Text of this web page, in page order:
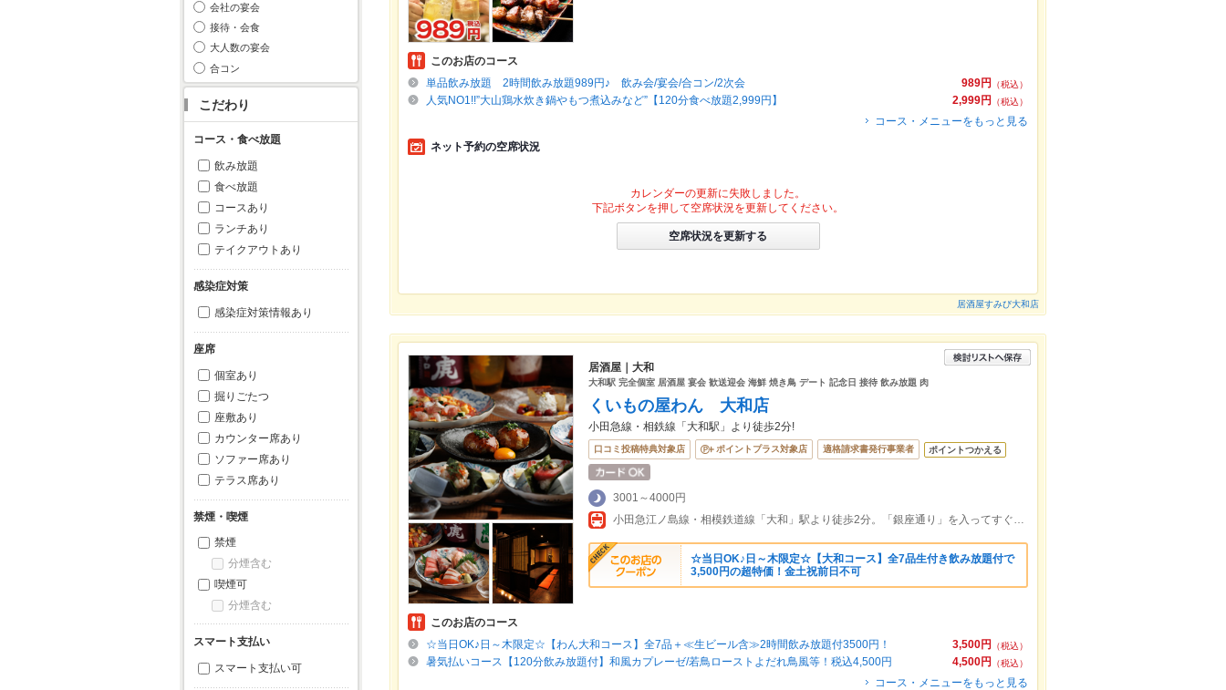
会社の宴会
接待・会食
大人数の宴会
合コン
こだわり
コース・食べ放題
飲み放題
食べ放題
コースあり
ランチあり
テイクアウトあり
感染症対策
感染症対策情報あり
座席
個室あり
掘りごたつ
座敷あり
カウンター席あり
ソファー席あり
テラス席あり
禁煙・喫煙
禁煙
分煙含む
喫煙可
分煙含む
スマート支払い
スマート支払い可
このお店のコース
989円
（税込）
単品飲み放題 2時間飲み放題989円♪ 飲み会/宴会/合コン/2次会
2,999円
（税込）
人気NO1!!”大山鶏水炊き鍋やもつ煮込みなど”【120分食べ放題2,999円】
コース・メニューをもっと見る
ネット予約の空席状況
カレンダーの更新に失敗しました。
下記ボタンを押して空席状況を更新してください。
空席状況を更新する
居酒屋すみび大和店
居酒屋｜大和
大和駅 完全個室 居酒屋 宴会 歓送迎会 海鮮 焼き鳥 デート 記念日 接待 飲み放題 肉
くいもの屋わん 大和店
小田急線・相鉄線「大和駅」より徒歩2分!
口コミ投稿特典対象店 ポイントプラス対象店 適格請求書発行事業者 ポイントつかえる
3001～4000円
小田急江ノ島線・相模鉄道線「大和」駅より徒歩2分。「銀座通り」を入ってすぐです！最大宴会収容人数60名様までOK
☆当日OK♪日～木限定☆【大和コース】全7品生付き飲み放題付で
3,500円の超特価！金土祝前日不可
このお店のコース
3,500円
（税込）
☆当日OK♪日～木限定☆【わん大和コース】全7品＋≪生ビール含≫2時間飲み放題付3500円！
4,500円
（税込）
暑気払いコース【120分飲み放題付】和風カプレーゼ/若鳥ローストよだれ鳥風等！税込4,500円
コース・メニューをもっと見る